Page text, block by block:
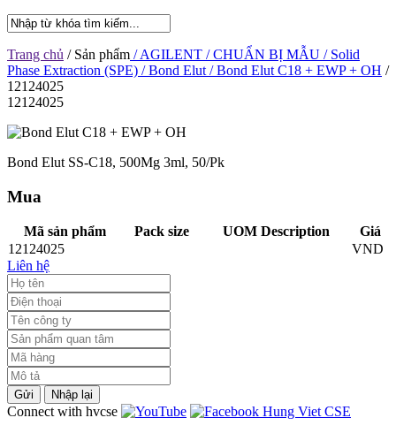
Trang chủ / Sản phẩm / AGILENT / CHUẨN BỊ MẪU / Solid
Phase Extraction (SPE) / Bond Elut / Bond Elut C18 + EWP + OH /
12124025
12124025
Bond Elut SS-C18, 500Mg 3ml, 50/Pk
Mua
Mã sản phẩm Pack size UOM Description
Giá
12124025
VND
Liên hệ
Gửi Nhập lại
Connect with hvcse